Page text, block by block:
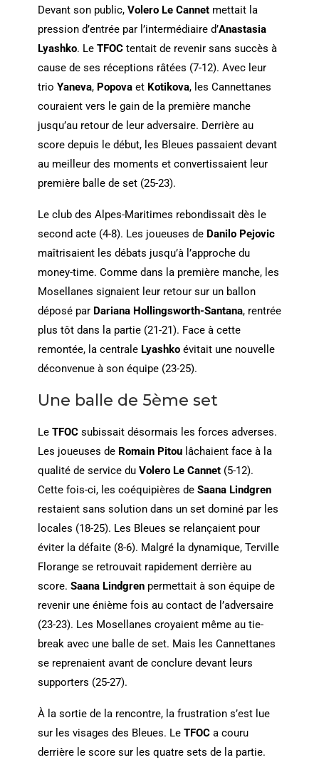
Devant son public, Volero Le Cannetmettait la
pression d’entrée par l’intermédiaire d’Anastasia
Lyashko. Le TFOCtentait de revenir sans succès à
cause de ses réceptions râtées (7-12). Avec leur
trio Yaneva, Popovaet Kotikova, les Cannettanes
couraient vers le gain de la première manche
jusqu’au retour de leur adversaire. Derrière au
score depuis le début, les Bleues passaient devant
au meilleur des moments et convertissaient leur
première balle de set (25-23).
Le club des Alpes-Maritimes rebondissait dès le
second acte (4-8). Les joueuses de Danilo Pejovic
maîtrisaient les débats jusqu’à l’approche du
money-time. Comme dans la première manche, les
Mosellanes signaient leur retour sur un ballon
déposé par Dariana Hollingsworth-Santana, rentrée
plus tôt dans la partie (21-21). Face à cette
remontée, la centrale Lyashko évitait une nouvelle
déconvenue à son équipe (23-25).
Une balle de 5ème set
Le TFOCsubissait désormais les forces adverses.
Les joueuses de Romain Pitoulâchaient face à la
qualité de service du Volero Le Cannet(5-12).
Cette fois-ci, les coéquipières de Saana Lindgren
restaient sans solution dans un set dominé par les
locales (18-25). Les Bleues se relançaient pour
éviter la défaite (8-6). Malgré la dynamique, Terville
Florange se retrouvait rapidement derrière au
score. Saana Lindgrenpermettait à son équipe de
revenir une énième fois au contact de l’adversaire
(23-23). Les Mosellanes croyaient même au tie-
break avec une balle de set. Mais les Cannettanes
se reprenaient avant de conclure devant leurs
supporters (25-27).
À la sortie de la rencontre, la frustration s’est lue
sur les visages des Bleues. Le TFOCa couru
derrière le score sur les quatre sets de la partie.